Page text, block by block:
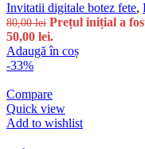
Invitatii digitale botez fete,
80,00lei Prețul inițial a
50,00 lei.
Adaugă în coș
-33%
Compare
Quick view
Add to wishlist